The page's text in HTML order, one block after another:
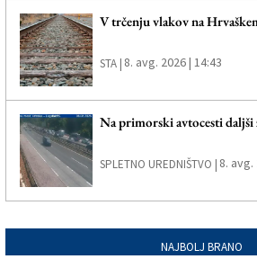
V trčenju vlakov na
STA | 8. avg. 2026 | 14:43
Na primorski avtocesti daljši
SPLETNO UREDNIŠTVO | 8. avg.
NAJBOLJ BRANO